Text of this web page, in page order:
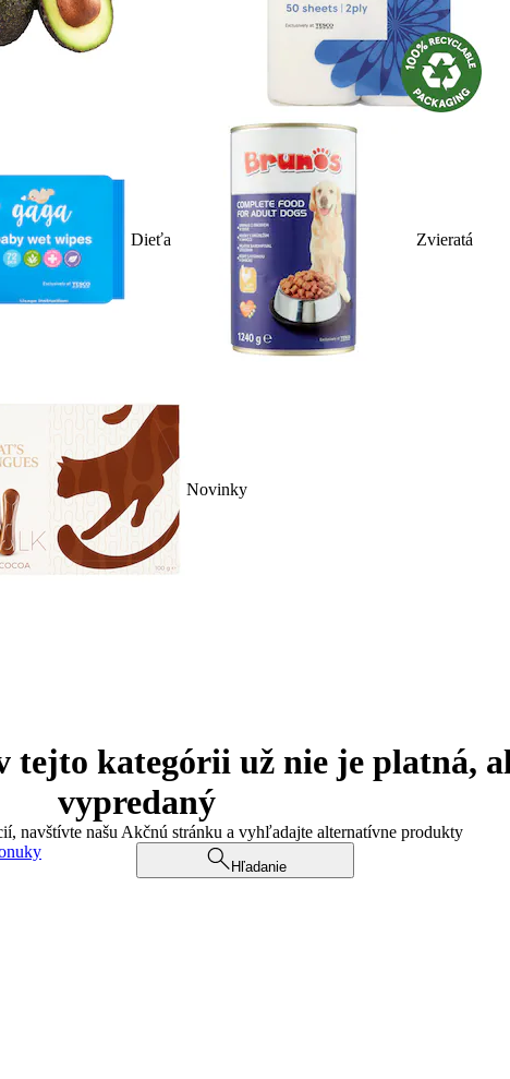
Dieťa Zvieratá
Novinky
tejto kategórii už nie je platná,
vypredaný
navštívte našu Akčnú stránku a vyhľadajte alternatívne produkty
Hľadanie